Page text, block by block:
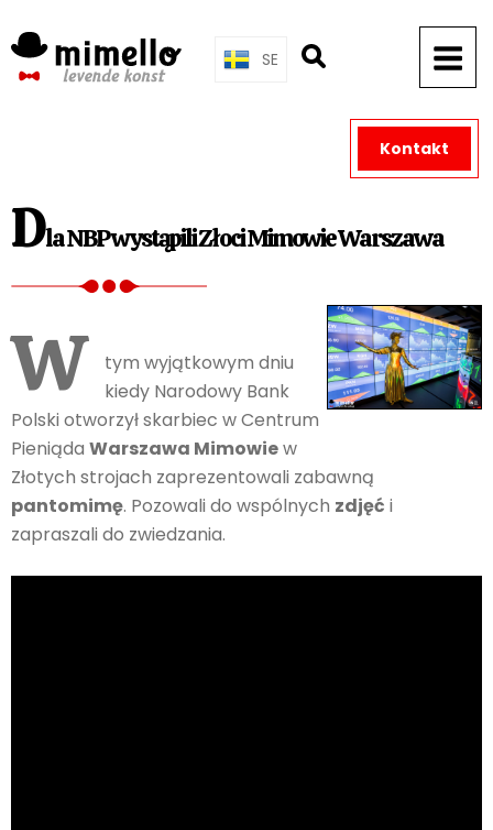
to
content
SE
Dla NBP wystąpili Złoci Mimowie Warszawa
W
tym wyjątkowym dniu
kiedy Narodowy Bank
Polski otworzył skarbiec w Centrum
Pieniąda Warszawa Mimowiew
Złotych strojach zaprezentowali zabawną
pantomimę. Pozowali do wspólnych zdjęć i
zapraszali do zwiedzania.
Kontakt